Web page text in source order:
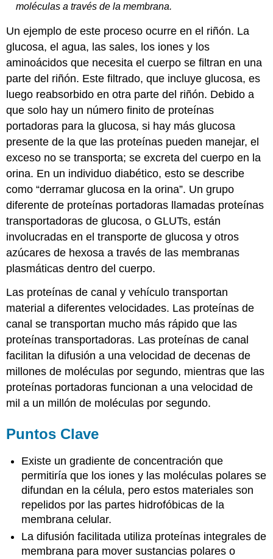
moléculas a través de la membrana.
Un ejemplo de este proceso ocurre en el riñón. La
glucosa, el agua, las sales, los iones y los
aminoácidos que necesita el cuerpo se filtran en una
parte del riñón. Este filtrado, que incluye glucosa, es
luego reabsorbido en otra parte del riñón. Debido a
que solo hay un número finito de proteínas
portadoras para la glucosa, si hay más glucosa
presente de la que las proteínas pueden manejar, el
exceso no se transporta; se excreta del cuerpo en la
orina. En un individuo diabético, esto se describe
como “derramar glucosa en la orina”. Un grupo
diferente de proteínas portadoras llamadas proteínas
transportadoras de glucosa, o GLUTs, están
involucradas en el transporte de glucosa y otros
azúcares de hexosa a través de las membranas
plasmáticas dentro del cuerpo.
Las proteínas de canal y vehículo transportan
material a diferentes velocidades. Las proteínas de
canal se transportan mucho más rápido que las
proteínas transportadoras. Las proteínas de canal
facilitan la difusión a una velocidad de decenas de
millones de moléculas por segundo, mientras que las
proteínas portadoras funcionan a una velocidad de
mil a un millón de moléculas por segundo.
Puntos Clave
Existe un gradiente de concentración que
permitiría que los iones y las moléculas polares se
difundan en la célula, pero estos materiales son
repelidos por las partes hidrofóbicas de la
membrana celular.
La difusión facilitada utiliza proteínas integrales de
membrana para mover sustancias polares o